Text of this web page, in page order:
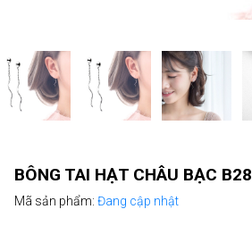
BÔNG TAI HẠT CHÂU BẠC B28
Mã sản phẩm: Đang cập nhật